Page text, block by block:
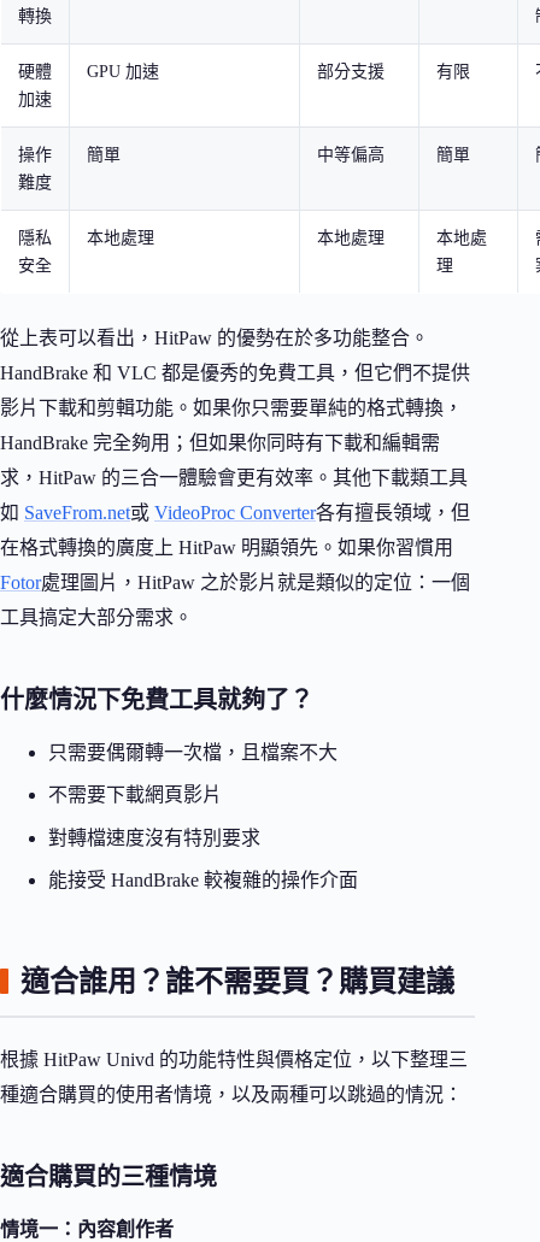
轉換
硬體
加速
GPU 加速 部分支援 有限
操作
難度
簡單 中等偏高 簡單
隱私
安全
本地處理 本地處理
本地處
理
從上表可以看出，HitPaw 的優勢在於多功能整合。
HandBrake 和 VLC 都是優秀的免費工具，但它們不提供
影片下載和剪輯功能。如果你只需要單純的格式轉換，
HandBrake 完全夠用；但如果你同時有下載和編輯需
求，HitPaw 的三合一體驗會更有效率。其他下載類工具
如 SaveFrom.net或 VideoProc Converter各有擅長領域，但
在格式轉換的廣度上 HitPaw 明顯領先。如果你習慣用
Fotor處理圖片，HitPaw 之於影片就是類似的定位：一個
工具搞定大部分需求。
什麼情況下免費工具就夠了？
只需要偶爾轉一次檔，且檔案不大
不需要下載網頁影片
對轉檔速度沒有特別要求
能接受 HandBrake 較複雜的操作介面
適合誰用？誰不需要買？購買建議
根據 HitPaw Univd 的功能特性與價格定位，以下整理三
種適合購買的使用者情境，以及兩種可以跳過的情況：
適合購買的三種情境
情境一：內容創作者